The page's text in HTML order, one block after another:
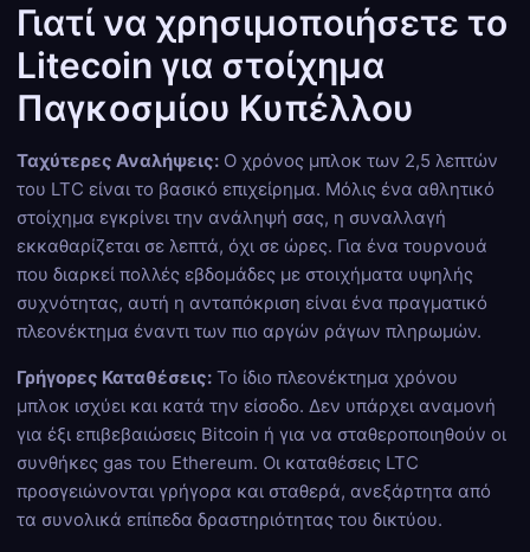
Γιατί να χρησιμοποιήσετε το
Litecoin για στοίχημα
Παγκοσμίου Κυπέλλου
Ταχύτερες Αναλήψεις: Ο χρόνος μπλοκ των 2,5 λεπτών
του LTC είναι το βασικό επιχείρημα. Μόλις ένα αθλητικό
στοίχημα εγκρίνει την ανάληψή σας, η συναλλαγή
εκκαθαρίζεται σε λεπτά, όχι σε ώρες. Για ένα τουρνουά
που διαρκεί πολλές εβδομάδες με στοιχήματα υψηλής
συχνότητας, αυτή η ανταπόκριση είναι ένα πραγματικό
πλεονέκτημα έναντι των πιο αργών ράγων πληρωμών.
Γρήγορες Καταθέσεις: Το ίδιο πλεονέκτημα χρόνου
μπλοκ ισχύει και κατά την είσοδο. Δεν υπάρχει αναμονή
για έξι επιβεβαιώσεις Bitcoin ή για να σταθεροποιηθούν οι
συνθήκες gas του Ethereum. Οι καταθέσεις LTC
προσγειώνονται γρήγορα και σταθερά, ανεξάρτητα από
τα συνολικά επίπεδα δραστηριότητας του δικτύου.